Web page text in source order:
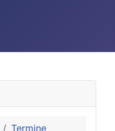
Termine